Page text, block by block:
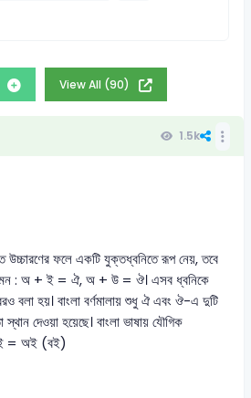
View All (90)
1.5k
উচ্চারণের ফলে একটি যুক্তধ্বনিতে রূপ নেয়, তবে
: অ + ই = ঐ, অ + উ = ঔ। এসব ধ্বনিকে
বলা হয়। বাংলা বর্ণমালায় শুধু ঐ এবং ঔ-এ দুটি
দেওয়া হয়েছে। বাংলা ভাষায় যৌগিক
ই = অই (বই)